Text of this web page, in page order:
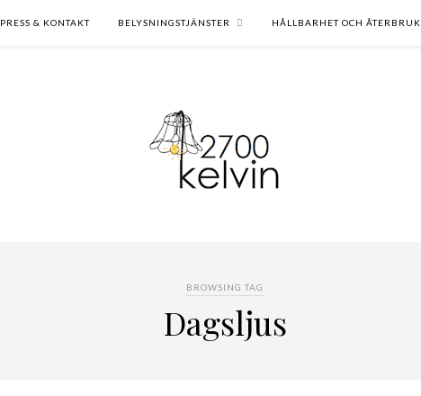
PRESS & KONTAKT BELYSNINGSTJÄNSTER HÅLLBARHET OCH ÅTERBRUK
BROWSING TAG
Dagsljus